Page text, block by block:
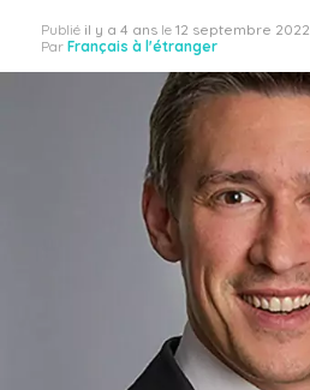
Publié il y a 4 ans le 12 septembre 2022
Par Français à l'étranger